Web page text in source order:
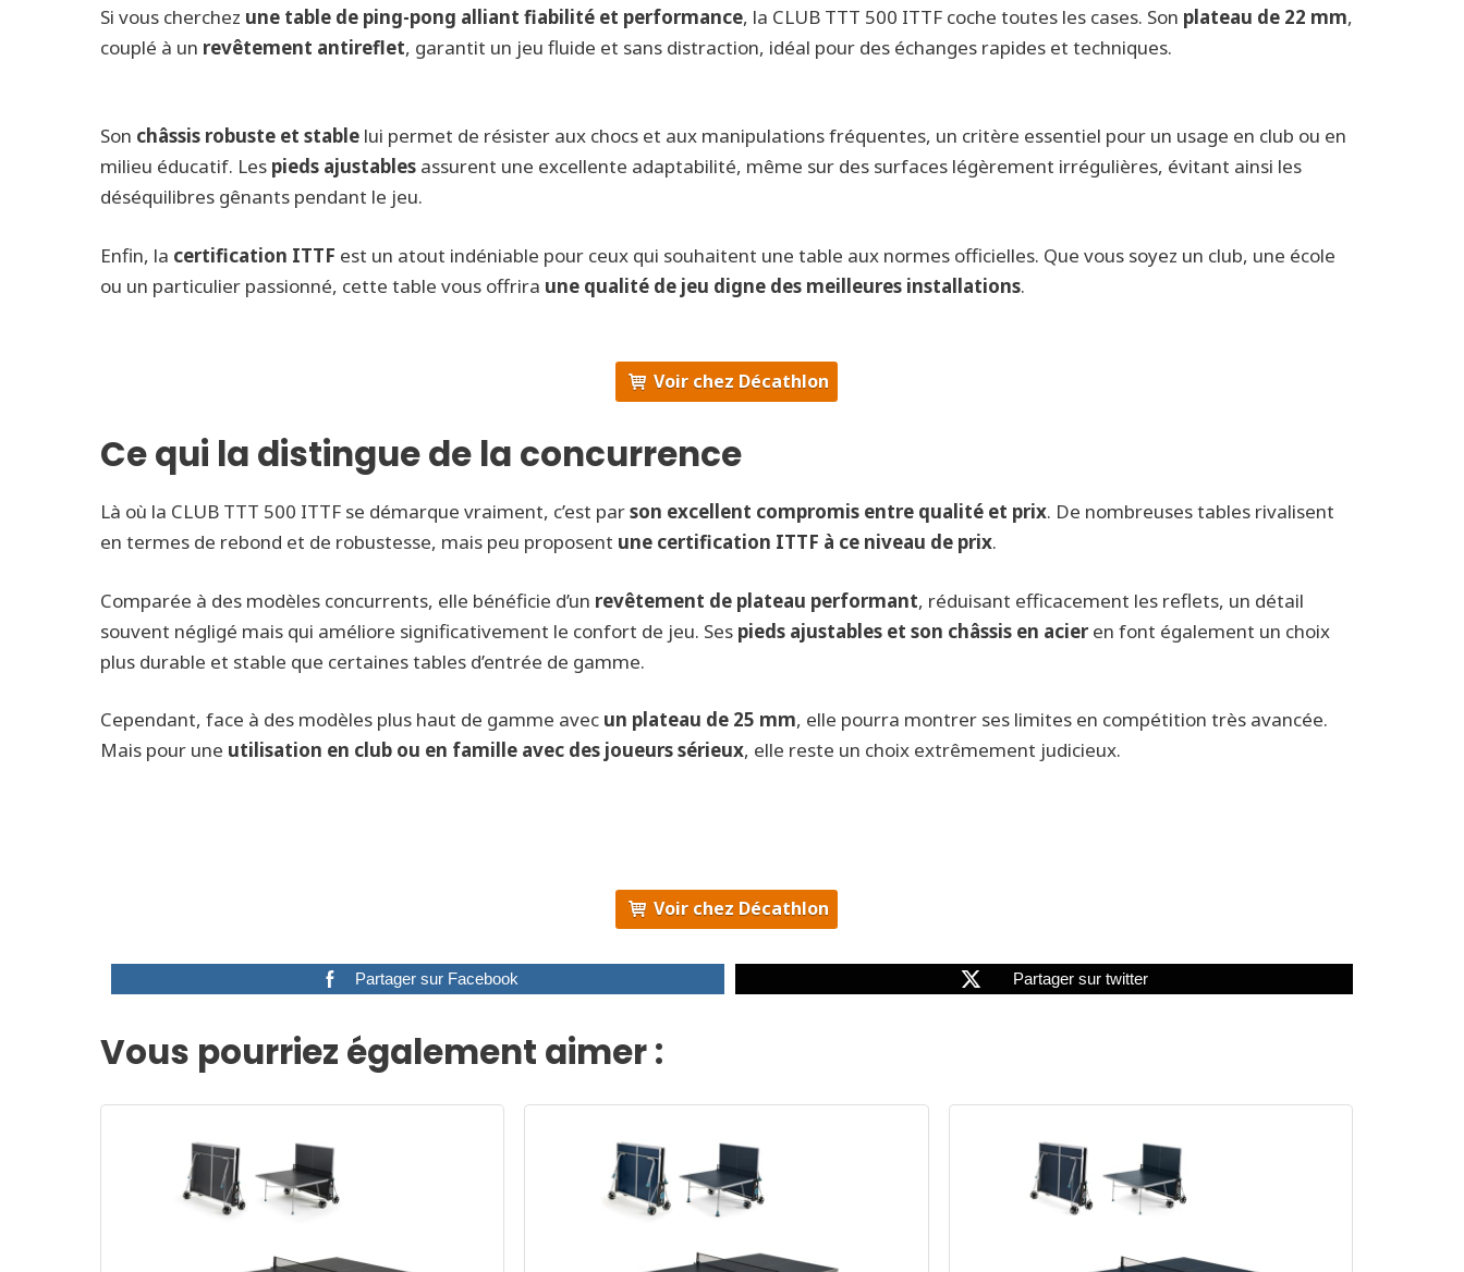
Si vous cherchez une table de ping-pong alliant fiabilité et performance, la CLUB TTT 500 ITTF coche toutes les cases. Son plateau de 22 mm,
couplé à un revêtement antireflet, garantit un jeu fluide et sans distraction, idéal pour des échanges rapides et techniques.
Son châssis robuste et stable lui permet de résister aux chocs et aux manipulations fréquentes, un critère essentiel pour un usage en club ou en
milieu éducatif. Les pieds ajustables assurent une excellente adaptabilité, même sur des surfaces légèrement irrégulières, évitant ainsi les
déséquilibres gênants pendant le jeu.
Enfin, la certification ITTF est un atout indéniable pour ceux qui souhaitent une table aux normes officielles. Que vous soyez un club, une école
ou un particulier passionné, cette table vous offrira une qualité de jeu digne des meilleures installations.
Voir chez Décathlon
Ce qui la distingue de la concurrence
Là où la CLUB TTT 500 ITTF se démarque vraiment, c’est parson excellent compromis entre qualité et prix. De nombreuses tables rivalisent
en termes de rebond et de robustesse, mais peu proposent une certification ITTF à ce niveau de prix.
Comparée à des modèles concurrents, elle bénéficie d’un revêtement de plateau performant, réduisant efficacement les reflets, un détail
souvent négligé mais qui améliore significativement le confort de jeu. Ses pieds ajustables et son châssis en acieren font également un choix
plus durable et stable que certaines tables d’entrée de gamme.
Cependant, face à des modèles plus haut de gamme avec un plateau de 25 mm, elle pourra montrer ses limites en compétition très avancée.
Mais pour une utilisation en club ou en famille avec des joueurs sérieux, elle reste un choix extrêmement judicieux.
Voir chez Décathlon
Partager sur Facebook Partager sur twitter
Vous pourriez également aimer :